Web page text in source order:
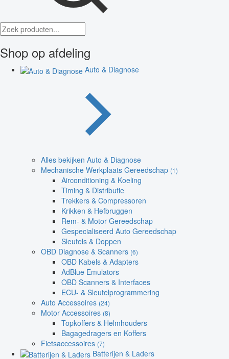
Shop op afdeling
Auto & Diagnose
Alles bekijken Auto & Diagnose
Mechanische Werkplaats Gereedschap (1)
Airconditioning & Koeling
Timing & Distributie
Trekkers & Compressoren
Krikken & Hefbruggen
Rem- & Motor Gereedschap
Gespecialiseerd Auto Gereedschap
Sleutels & Doppen
OBD Diagnose & Scanners (6)
OBD Kabels & Adapters
AdBlue Emulators
OBD Scanners & Interfaces
ECU- & Sleutelprogrammering
Auto Accessoires (24)
Motor Accessoires (8)
Topkoffers & Helmhouders
Bagagedragers en Koffers
Fietsaccessoires (7)
Batterijen & Laders